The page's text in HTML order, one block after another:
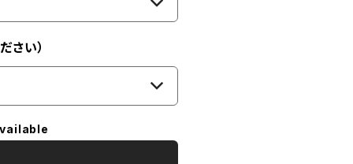
さい）